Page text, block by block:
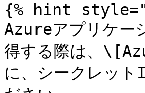
{% hint
Azureアプリケー
得する際は、
に、シークレッ